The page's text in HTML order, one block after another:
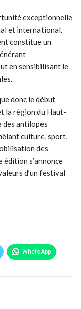
exceptionnelle
et international.
constitue un
en sensibilisant le
donc le début
la région du Haut-
des antilopes
culture, sport,
des
s’annonce
d’un festival
WhatsApp